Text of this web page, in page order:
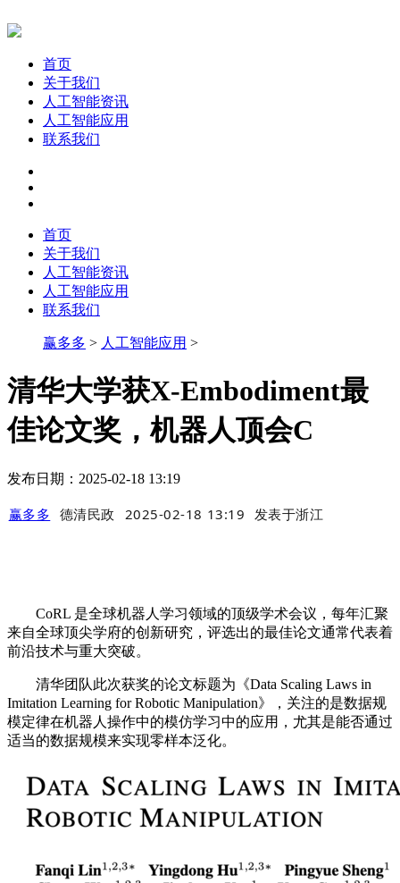
首页
关于我们
人工智能资讯
人工智能应用
联系我们
首页
关于我们
人工智能资讯
人工智能应用
联系我们
赢多多 > 人工智能应用 >
清华大学获X-Embodiment最
佳论文奖，机器人顶会C
发布日期：2025-02-18 13:19
赢多多 德清民政 2025-02-18 13:19 发表于浙江
CoRL 是全球机器人学习领域的顶级学术会议，每年汇聚
来自全球顶尖学府的创新研究，评选出的最佳论文通常代表着
前沿技术与重大突破。
清华团队此次获奖的论文标题为《Data Scaling Laws in
Imitation Learning for Robotic Manipulation》，关注的是数据规
模定律在机器人操作中的模仿学习中的应用，尤其是能否通过
适当的数据规模来实现零样本泛化。